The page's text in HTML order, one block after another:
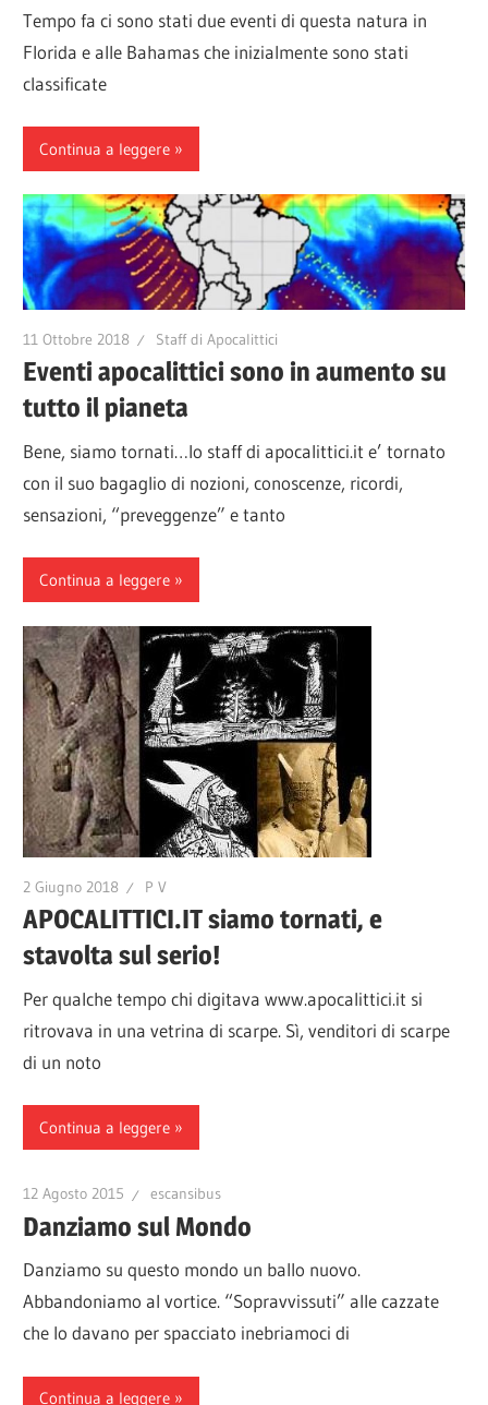
Tempo fa ci sono stati due eventi di questa natura in
Florida e alle Bahamas che inizialmente sono stati
classificate
Continua a leggere
11 Ottobre 2018 Staff di Apocalittici
Eventi apocalittici sono in aumento su
tutto il pianeta
Bene, siamo tornati…lo staff di apocalittici.it e’ tornato
con il suo bagaglio di nozioni, conoscenze, ricordi,
sensazioni, “preveggenze” e tanto
Continua a leggere
2 Giugno 2018 P V
APOCALITTICI.IT siamo tornati, e
stavolta sul serio!
Per qualche tempo chi digitava www.apocalittici.it si
ritrovava in una vetrina di scarpe. Sì, venditori di scarpe
di un noto
Continua a leggere
12 Agosto 2015 escansibus
Danziamo sul Mondo
Danziamo su questo mondo un ballo nuovo.
Abbandoniamo al vortice. “Sopravvissuti” alle cazzate
che lo davano per spacciato inebriamoci di
Continua a leggere